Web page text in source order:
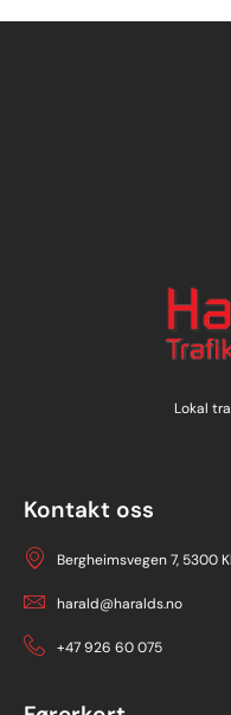
Lokal
Kontakt oss
Bergheimsvegen 7, 5300
harald@haralds.no
+47 926 60 075